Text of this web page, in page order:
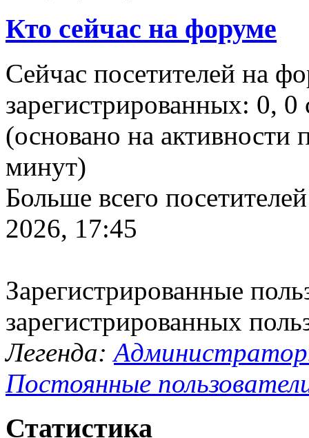
Кто сейчас на форуме
Сейчас посетителей на
зарегистрированных: 0,
(основано на активности
минут)
Больше всего
2026, 17:45
Зарегистрированные
зарегистрированных
Легенда:
Постоянные
Статистика